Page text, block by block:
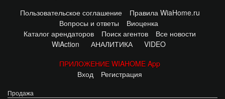
Пользовательское соглашение
Правила WiaHome.ru
Вопросы и ответы
Виоценка
Каталог арендаторов
Поиск агентов
Все новости
WiAction
АНАЛИТИКА
VIDEO
ПРИЛОЖЕНИЕ WIAHOME App
Вход
Регистрация
Продажа